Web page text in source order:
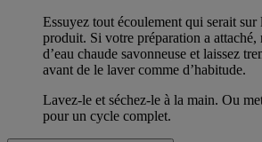
Essuyez tout écoulement qui serait sur
produit. Si votre préparation a
d’eau chaude savonneuse et laissez
avant de le laver comme d’habitude.
Lavez-le et séchez-le à la main. Ou
pour un cycle complet.